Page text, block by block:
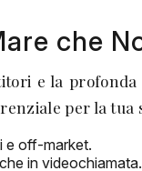
che
e la
per la tua
e off-market.
in videochiamata.